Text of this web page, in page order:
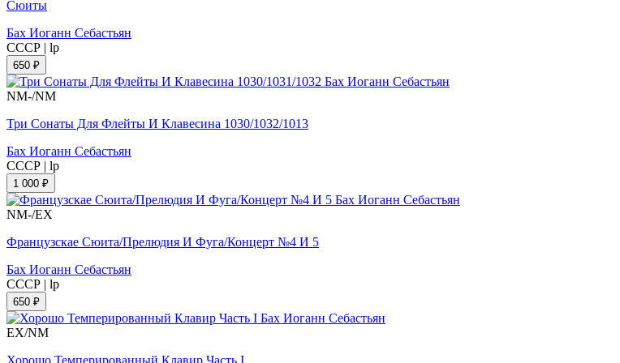
Сюиты
Бах Иоганн Себастьян
СССР | lp
650 ₽
NM-/NM
Три Сонаты Для Флейты И Клавесина 1030/1032/1013
Бах Иоганн Себастьян
СССР | lp
1 000 ₽
NM-/EX
Французскае Сюита/Прелюдия И Фуга/Концерт №4 И 5
Бах Иоганн Себастьян
СССР | lp
650 ₽
EX/NM
Хорошо Темперированный Клавир Часть I